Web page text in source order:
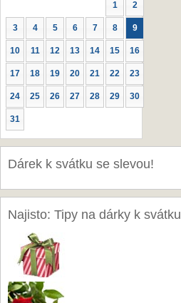
1 2
3 4 5 6 7 8 9
10 11 12 13 14 15 16
17 18 19 20 21 22 23
24 25 26 27 28 29 30
31
Dárek k svátku se slevou!
Najisto: Tipy na dárky k svátku